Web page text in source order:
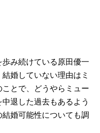
み続けている原田優一
婚していない理由はミ
とで、どうやらミュー
退した過去もあるよう
婚可能性についても調